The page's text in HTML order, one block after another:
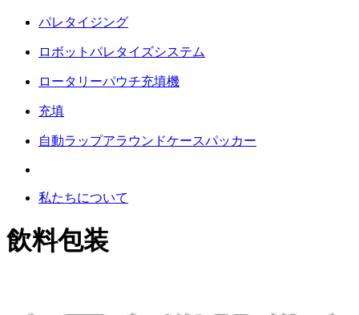
パレタイジング
ロボットパレタイズシステム
ロータリーパウチ充填機
充填
自動ラップアラウンドケースパッカー
私たちについて
飲料包装